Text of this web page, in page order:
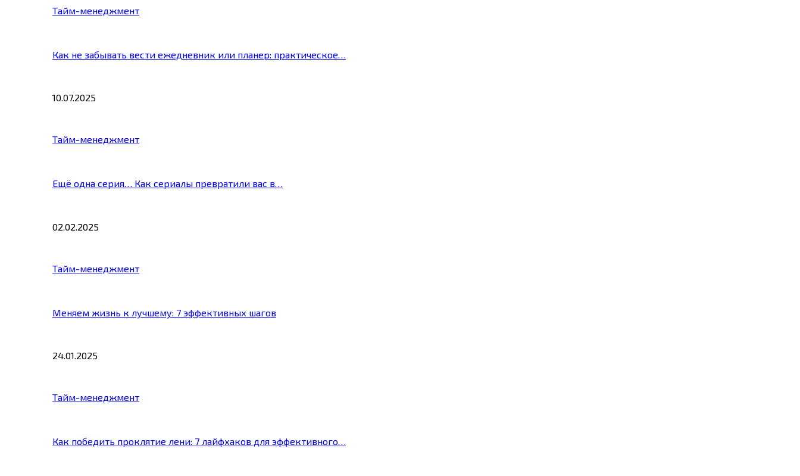
Тайм-менеджмент
Как не забывать вести ежедневник или планер: практическое…
10.07.2025
Тайм-менеджмент
Ещё одна серия… Как сериалы превратили вас в…
02.02.2025
Тайм-менеджмент
Меняем жизнь к лучшему: 7 эффективных шагов
24.01.2025
Тайм-менеджмент
Как победить проклятие лени: 7 лайфхаков для эффективного…